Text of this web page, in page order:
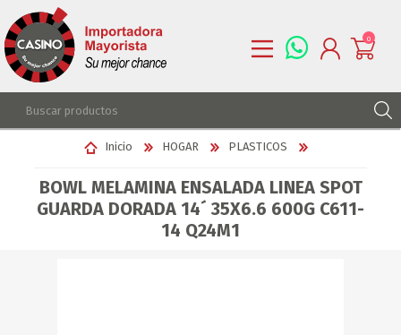
REGISTRARSE
LISTA DE DESEOS
0
Inicio HOGAR PLASTICOS
BOWL MELAMINA ENSALADA LINEA SPOT
GUARDA DORADA 14´ 35X6.6 600G C611-
14 Q24M1